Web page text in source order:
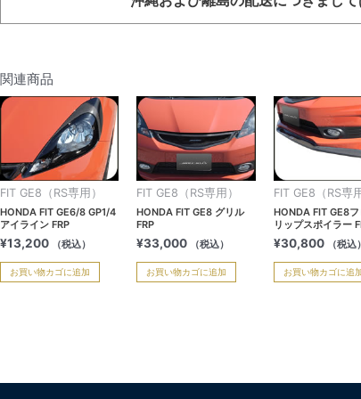
関連商品
FIT GE8（RS専用）
HONDA FIT GE6/8 GP1/4
アイライン FRP
¥13,200 （税込）
お買い物カゴに追加
FIT GE8（RS専用）
HONDA FIT GE8 グリル
FRP
¥33,000 （税込）
お買い物カゴに追加
FIT GE8（RS専用
HONDA FIT GE8フ
リップスポイラー
¥30,800 （税込）
お買い物カゴに追